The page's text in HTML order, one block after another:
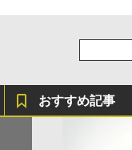
おすすめ記事